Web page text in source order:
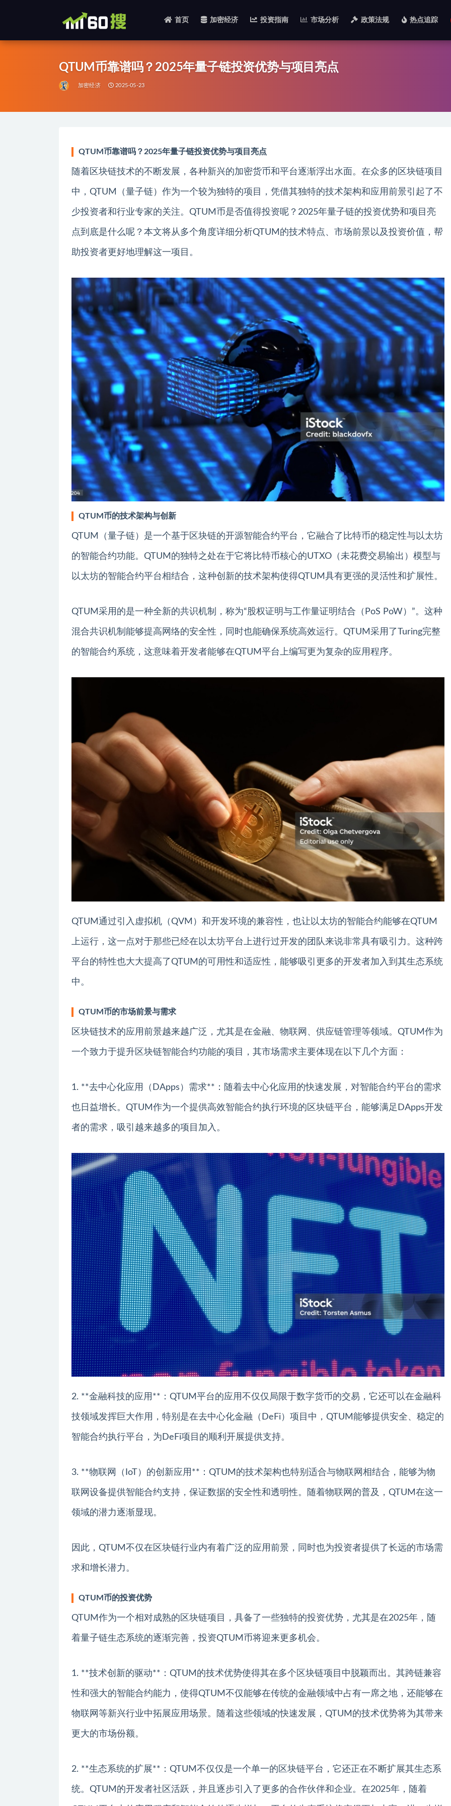
首页 加密经济 投资指南 市场分析 政策法规 热点追踪
QTUM币靠谱吗？2025年量子链投资优势与项目亮点
加密经济 2025-05-23
QTUM币靠谱吗？2025年量子链投资优势与项目亮点
随着区块链技术的不断发展，各种新兴的加密货币和平台逐渐浮出水面。在众多的区块链项目
中，QTUM（量子链）作为一个较为独特的项目，凭借其独特的技术架构和应用前景引起了不
少投资者和行业专家的关注。QTUM币是否值得投资呢？2025年量子链的投资优势和项目亮
点到底是什么呢？本文将从多个角度详细分析QTUM的技术特点、市场前景以及投资价值，帮
助投资者更好地理解这一项目。
QTUM币的技术架构与创新
QTUM（量子链）是一个基于区块链的开源智能合约平台，它融合了比特币的稳定性与以太坊
的智能合约功能。QTUM的独特之处在于它将比特币核心的UTXO（未花费交易输出）模型与
以太坊的智能合约平台相结合，这种创新的技术架构使得QTUM具有更强的灵活性和扩展性。
QTUM采用的是一种全新的共识机制，称为“股权证明与工作量证明结合（PoS PoW）”。这种
混合共识机制能够提高网络的安全性，同时也能确保系统高效运行。QTUM采用了Turing完整
的智能合约系统，这意味着开发者能够在QTUM平台上编写更为复杂的应用程序。
QTUM通过引入虚拟机（QVM）和开发环境的兼容性，也让以太坊的智能合约能够在QTUM
上运行，这一点对于那些已经在以太坊平台上进行过开发的团队来说非常具有吸引力。这种跨
平台的特性也大大提高了QTUM的可用性和适应性，能够吸引更多的开发者加入到其生态系统
中。
QTUM币的市场前景与需求
区块链技术的应用前景越来越广泛，尤其是在金融、物联网、供应链管理等领域。QTUM作为
一个致力于提升区块链智能合约功能的项目，其市场需求主要体现在以下几个方面：
1. **去中心化应用（DApps）需求**：随着去中心化应用的快速发展，对智能合约平台的需求
也日益增长。QTUM作为一个提供高效智能合约执行环境的区块链平台，能够满足DApps开发
者的需求，吸引越来越多的项目加入。
2. **金融科技的应用**：QTUM平台的应用不仅仅局限于数字货币的交易，它还可以在金融科
技领域发挥巨大作用，特别是在去中心化金融（DeFi）项目中，QTUM能够提供安全、稳定的
智能合约执行平台，为DeFi项目的顺利开展提供支持。
3. **物联网（IoT）的创新应用**：QTUM的技术架构也特别适合与物联网相结合，能够为物
联网设备提供智能合约支持，保证数据的安全性和透明性。随着物联网的普及，QTUM在这一
领域的潜力逐渐显现。
因此，QTUM不仅在区块链行业内有着广泛的应用前景，同时也为投资者提供了长远的市场需
求和增长潜力。
QTUM币的投资优势
QTUM作为一个相对成熟的区块链项目，具备了一些独特的投资优势，尤其是在2025年，随
着量子链生态系统的逐渐完善，投资QTUM币将迎来更多机会。
1. **技术创新的驱动**：QTUM的技术优势使得其在多个区块链项目中脱颖而出。其跨链兼容
性和强大的智能合约能力，使得QTUM不仅能够在传统的金融领域中占有一席之地，还能够在
物联网等新兴行业中拓展应用场景。随着这些领域的快速发展，QTUM的技术优势将为其带来
更大的市场份额。
2. **生态系统的扩展**：QTUM不仅仅是一个单一的区块链平台，它还正在不断扩展其生态系
统。QTUM的开发者社区活跃，并且逐步引入了更多的合作伙伴和企业。在2025年，随着